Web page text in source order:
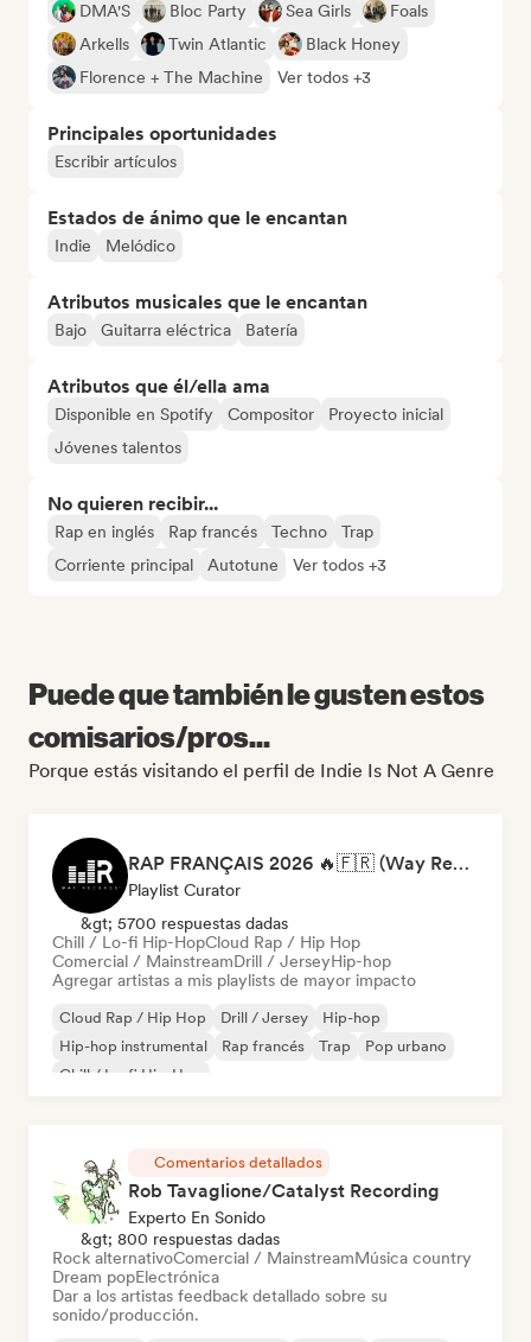
DMA'S Bloc Party Sea Girls
Foals
Arkells
Twin Atlantic
Black Honey
Florence + The Machine
Ver todos +3
Principales oportunidades
Escribir artículos
Estados de ánimo que le encantan
Indie Melódico
Atributos musicales que le encantan
Bajo Guitarra eléctrica Batería
Atributos que él/ella ama
Disponible en Spotify Compositor
Proyecto inicial
Jóvenes talentos
No quieren recibir...
Rap en inglés Rap francés Techno
Trap
Corriente principal
Autotune Ver todos +3
Puede que también le gusten estos
comisarios/pros...
Porque estás visitando el perfil de Indie Is Not A Genre
RAP FRANÇAIS 2026 🔥🇫🇷 (Way Records)
Playlist Curator
&gt; 5700 respuestas dadas
Chill / Lo-fi Hip-HopCloud Rap / Hip Hop
Comercial / MainstreamDrill / JerseyHip-hop
Agregar artistas a mis playlists de mayor impacto
Cloud Rap / Hip Hop Drill / Jersey
Hip-hop
Hip-hop instrumental
Rap francés Trap
Pop urbano
Chill / Lo-fi Hip-Hop
Comentarios detallados
Rob Tavaglione/Catalyst Recording
Experto En Sonido
&gt; 800 respuestas dadas
Rock alternativoComercial / MainstreamMúsica country
Dream popElectrónica
Dar a los artistas feedback detallado sobre su
sonido/producción.